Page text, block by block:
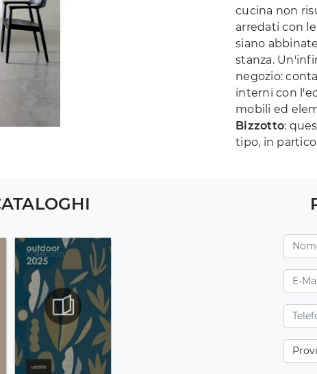
cucina non
arredati con
siano
stanza.
negozio:
interni con
mobili ed
Bizzotto:
tipo, in